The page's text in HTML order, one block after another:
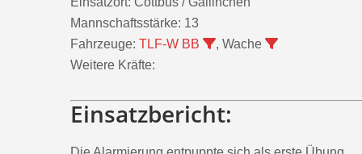
Mannschaftsstärke: 13
Fahrzeuge: TLF-W BB
, Wache
Weitere Kräfte:
Einsatzbericht: